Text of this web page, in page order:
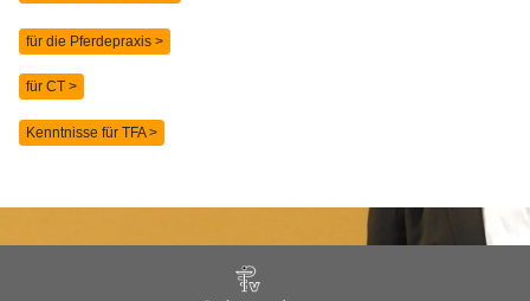
für die Pferdepraxis >
für CT >
Kenntnisse für TFA >